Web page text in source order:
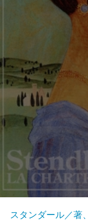
スタンダール／著